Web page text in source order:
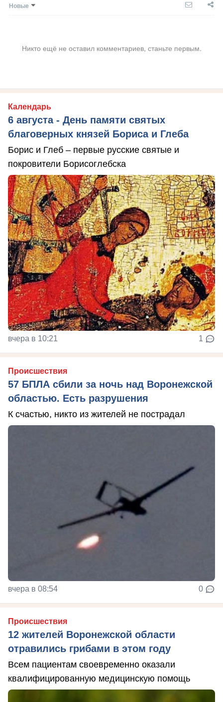
Новые
Никто ещё не оставил комментариев, станьте первым.
Календарь
6 августа - День памяти святых
благоверных князей Бориса и Глеба
Борис и Глеб – первые русские святые и
покровители Борисоглебска
вчера в 10:21 1
Происшествия
57 БПЛА сбили за ночь над Воронежской
областью. Есть разрушения
К счастью, никто из жителей не пострадал
вчера в 08:54 0
Происшествия
12 жителей Воронежской области
отравились грибами в этом году
Всем пациентам своевременно оказали
квалифицированную медицинскую помощь